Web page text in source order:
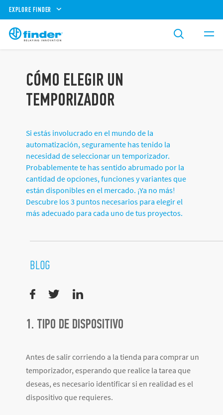
EXPLORE FINDER
CÓMO ELEGIR UN
TEMPORIZADOR
Si estás involucrado en el mundo de la
automatización, seguramente has tenido la
necesidad de seleccionar un temporizador.
Probablemente te has sentido abrumado por la
cantidad de opciones, funciones y variantes que
están disponibles en el mercado. ¡Ya no más!
Descubre los 3 puntos necesarios para elegir el
más adecuado para cada uno de tus proyectos.
BLOG
1. TIPO DE DISPOSITIVO
Antes de salir corriendo a la tienda para comprar un
temporizador, esperando que realice la tarea que
deseas, es necesario identificar si en realidad es el
dispositivo que requieres.